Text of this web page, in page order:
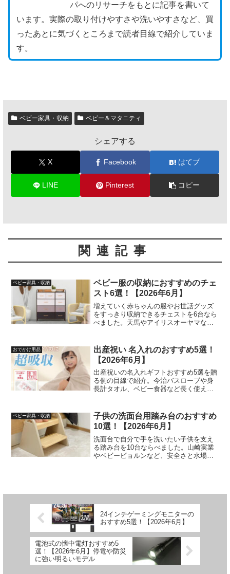
パへのリサーチをもとに記事を書いて
います。実際の取り付けやすさや洗いやすさなど、買
ったあとに気づくところまで読者目線で紹介していま
す。
ベビー家具・収納 ベビー＆マタニティ
シェアする
X Facebook はてブ
LINE Pinterest コピー
関連記事
ベビー家具・収納
ベビー服の収納におすすめのチェ
スト6選！【2026年6月】
増えていく赤ちゃんの服やお世話グッズ
をすっきり収納できるチェストを6台なら
べました。天馬やアイリスオーヤマな
おでかけ用品
出産祝い 名入れのおすすめ5選！
【2026年6月】
出産祝いの名入れギフトおすすめ5選を贈
る側の目線で紹介。今治バスローブや身
長計タオル、ベビー食器など長く使える
ベビー家具・収納
子供の洗面台用踏み台のおすすめ
10選！【2026年6月】
洗面台で自分で手を洗いたい子供を支え
る踏み台を10台ならべました。山崎実業
やベビービョルンなど、安全さと水場の
24インチゲーミングモニターの
おすすめ5選！【2026年6月】
電池式の懐中電灯おすすめ5
選！【2026年6月】停電や防災
に強い明るいモデル